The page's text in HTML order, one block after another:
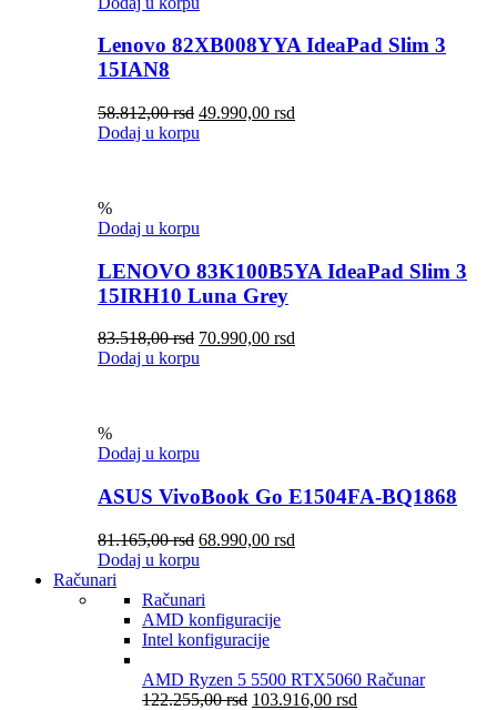
Lenovo 82XB008YYA IdeaPad Slim 3
15IAN8
58.812,00rsd 49.990,00 rsd
Dodaj u korpu
%
Dodaj u korpu
LENOVO 83K100B5YA IdeaPad Slim 3
15IRH10 Luna Grey
83.518,00rsd 70.990,00 rsd
Dodaj u korpu
%
Dodaj u korpu
ASUS VivoBook Go E1504FA-BQ1868
81.165,00rsd 68.990,00 rsd
Dodaj u korpu
Računari
Računari
AMD konfiguracije
Intel konfiguracije
AMD Ryzen 5 5500 RTX5060 Računar
122.255,00rsd 103.916,00 rsd